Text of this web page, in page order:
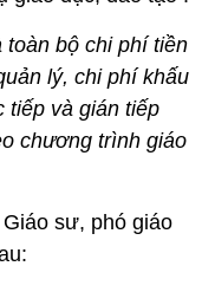
toàn bộ chi phí tiền
lý, chi phí khấu
tiếp và gián tiếp
chương trình giáo
sư, phó giáo